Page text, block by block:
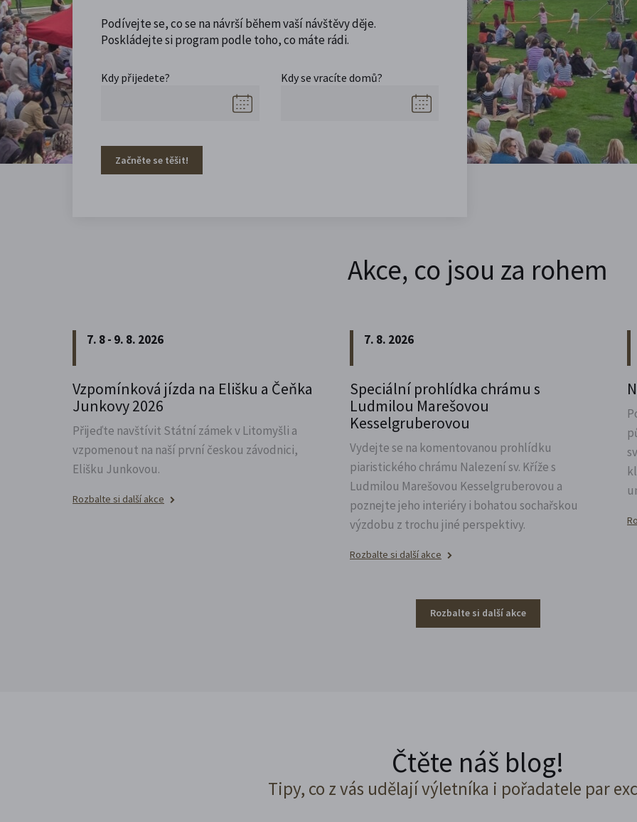
Podívejte se, co se na návrší během vaší návštěvy děje.
Poskládejte si program podle toho, co máte rádi.
Kdy přijedete? Kdy se vracíte domů?
Začněte se těšit!
Akce, co jsou za rohem
7. 8 - 9. 8. 2026
Vzpomínková jízda na Elišku a Čeňka
Junkovy 2026
Přijeďte navštívit Státní zámek v Litomyšli a
vzpomenout na naší první českou závodnici,
Elišku Junkovou.
Rozbalte si další akce
7. 8. 2026
Speciální prohlídka chrámu s
Ludmilou Marešovou
Kesselgruberovou
Vydejte se na komentovanou prohlídku
piaristického chrámu Nalezení sv. Kříže s
Ludmilou Marešovou Kesselgruberovou a
poznejte jeho interiéry i bohatou sochařskou
výzdobu z trochu jiné perspektivy.
Rozbalte si další akce
Rozbalte si další akce
Čtěte náš blog!
Tipy, co z vás udělají výletníka i pořadatele par